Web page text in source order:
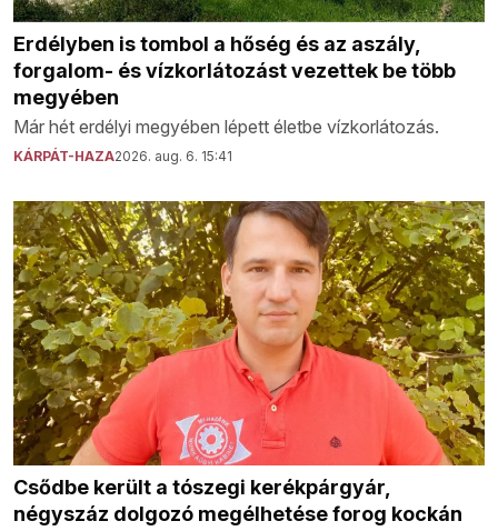
Erdélyben is tombol a hőség és az aszály,
forgalom- és vízkorlátozást vezettek be több
megyében
Már hét erdélyi megyében lépett életbe vízkorlátozás.
KÁRPÁT-HAZA2026. aug. 6. 15:41
Csődbe került a tószegi kerékpárgyár,
négyszáz dolgozó megélhetése forog kockán